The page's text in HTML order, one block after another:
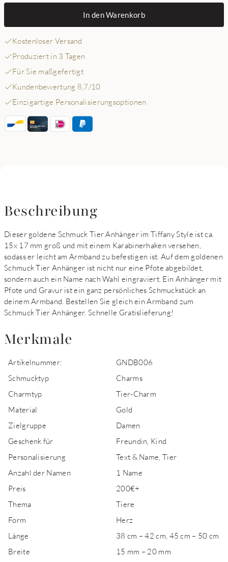
In den Warenkorb
Kostenloser Versand
Produziert in 3 Tagen
Für Sie maßgefertigt
Kundenbewertung 8,7/10
Einzigartige Personalisierungsoptionen
Beschreibung
Dieser goldene Schmuck Tier Anhänger im Tiffany Style ist ca.
15x 17 mm groß und mit einem Karabinerhaken versehen,
sodass er leicht am Armband zu befestigen ist. Auf dem goldenen
Schmuck Tier Anhänger ist nicht nur eine Pfote abgebildet,
sondern auch ein Name nach Wahl eingraviert. Ein Anhänger mit
Pfote und Gravur ist ein ganz persönliches Schmuckstück an
deinem Armband. Bestellen Sie gleich ein Armband zum
Schmuck Tier Anhänger. Schnelle Gratislieferung!
Merkmale
Artikelnummer:
GNDB006
Schmucktyp
Charms
Charmtyp
Tier-Charm
Material
Gold
Zielgruppe
Damen
Geschenk für
Freundin, Kind
Personalisierung
Text & Name, Tier
Anzahl der Namen
1 Name
Preis
200€+
Thema
Tiere
Form
Herz
Länge
38 cm – 42 cm, 45 cm – 50 cm
Breite
15 mm – 20 mm